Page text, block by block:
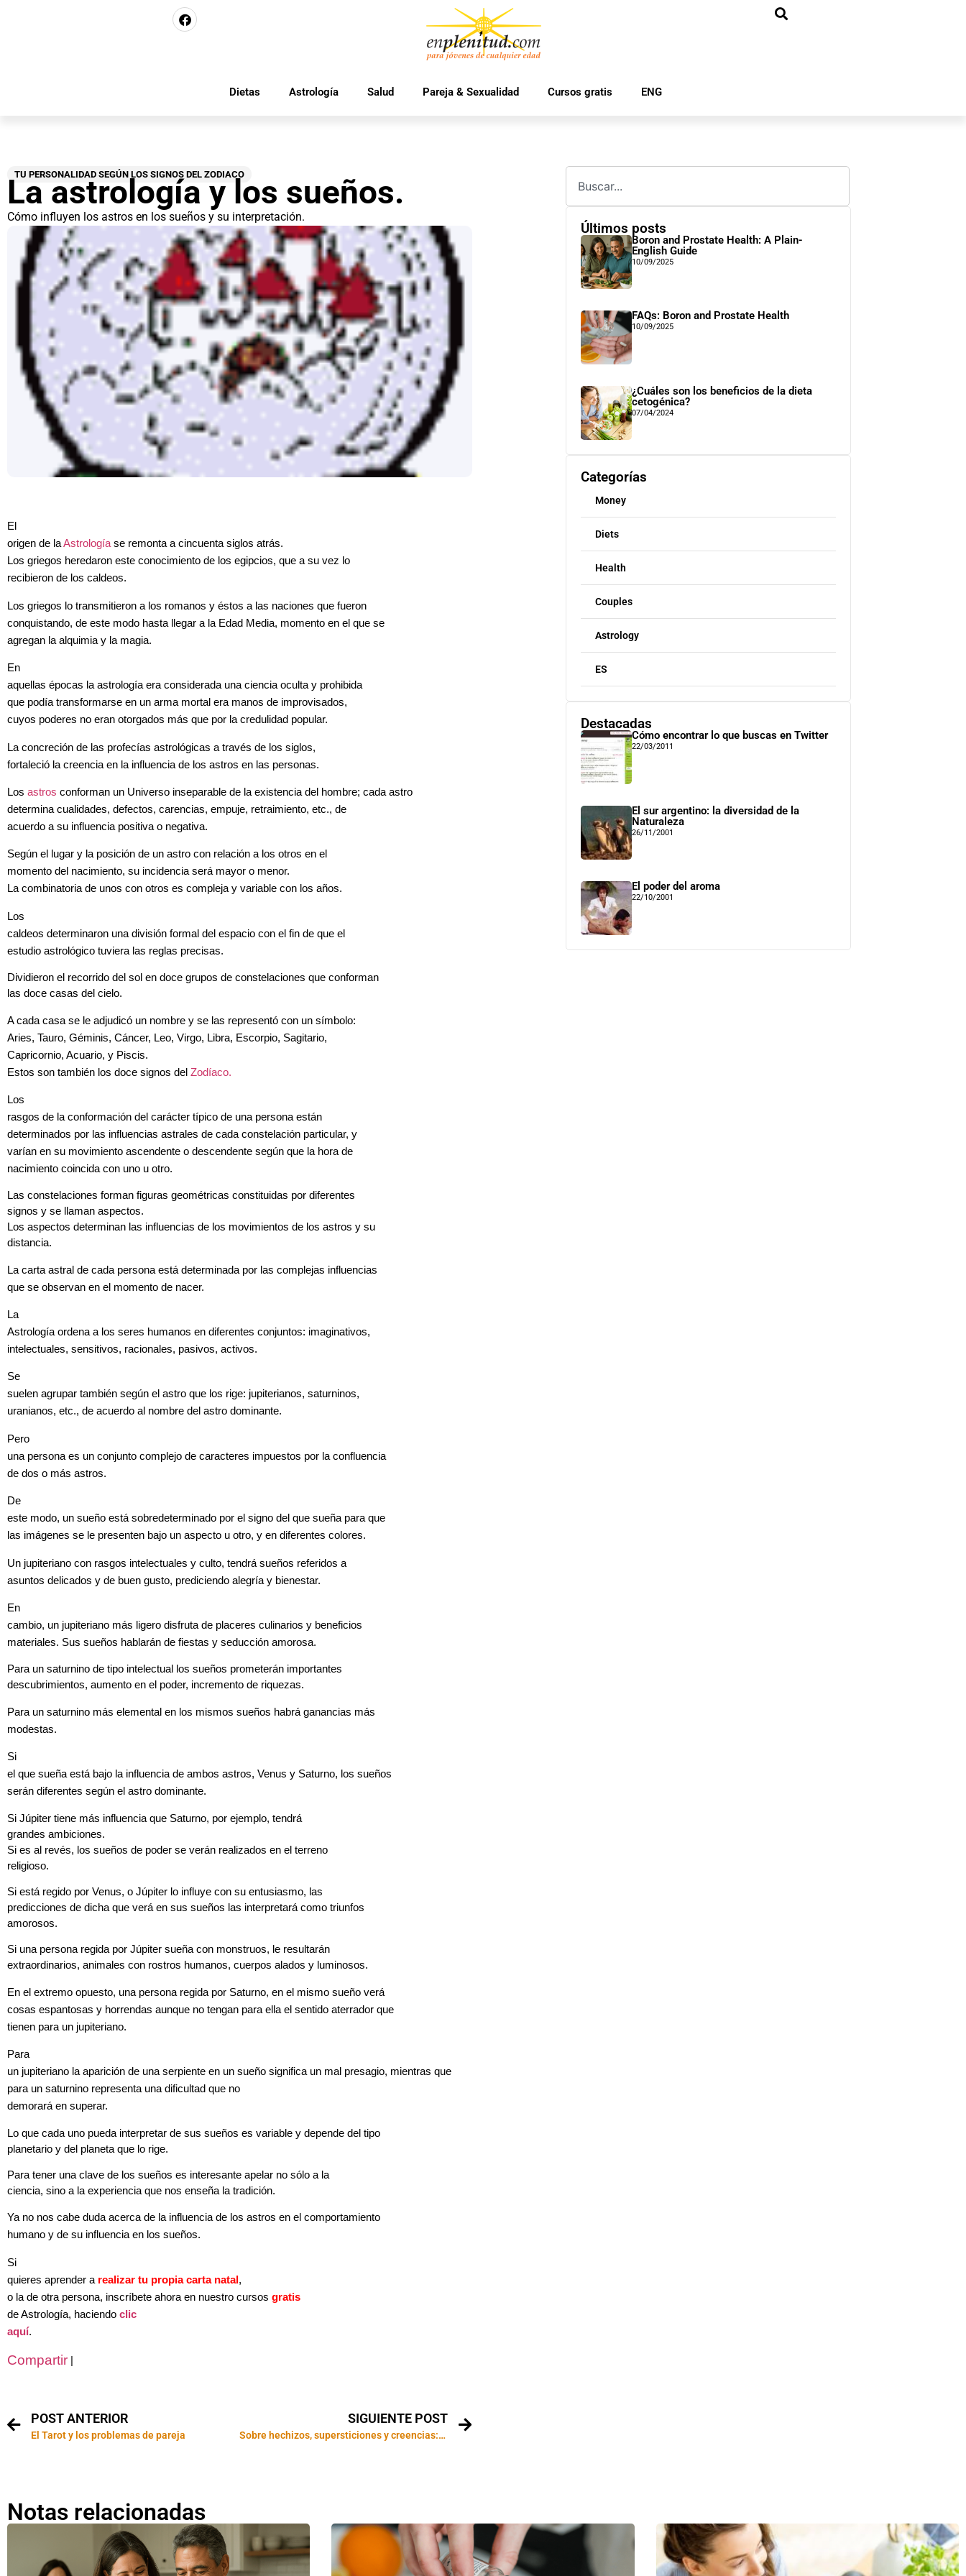
Dietas Astrología Salud Pareja & Sexualidad Cursos gratis ENG
TU PERSONALIDAD SEGÚN LOS SIGNOS DEL ZODIACO
La astrología y los sueños.
Cómo influyen los astros en los sueños y su interpretación.
El
origen de laAstrologíase remonta a cincuenta siglos atrás.
Los griegos heredaron este conocimiento de los egipcios, que a su vez lo
recibieron de los caldeos.
Los griegos lo transmitieron a los romanos y éstos a las naciones que fueron
conquistando, de este modo hasta llegar a la Edad Media, momento en el que se
agregan la alquimia y la magia.
En
aquellas épocas la astrología era considerada una ciencia oculta y prohibida
que podía transformarse en un arma mortal era manos de improvisados,
cuyos poderes no eran otorgados más que por la credulidad popular.
La concreción de las profecías astrológicas a través de los siglos,
fortaleció la creencia en la influencia de los astros en las personas.
Los astros conforman un Universo inseparable de la existencia del hombre; cada astro
determina cualidades, defectos, carencias, empuje, retraimiento, etc., de
acuerdo a su influencia positiva o negativa.
Según el lugar y la posición de un astro con relación a los otros en el
momento del nacimiento, su incidencia será mayor o menor.
La combinatoria de unos con otros es compleja y variable con los años.
Los
caldeos determinaron una división formal del espacio con el fin de que el
estudio astrológico tuviera las reglas precisas.
Dividieron el recorrido del sol en doce grupos de constelaciones que conforman
las doce casas del cielo.
A cada casa se le adjudicó un nombre y se las representó con un símbolo:
Aries, Tauro, Géminis, Cáncer, Leo, Virgo, Libra, Escorpio, Sagitario,
Capricornio, Acuario, y Piscis.
Estos son también los doce signos del Zodíaco.
Los
rasgos de la conformación del carácter típico de una persona están
determinados por las influencias astrales de cada constelación particular, y
varían en su movimiento ascendente o descendente según que la hora de
nacimiento coincida con uno u otro.
Las constelaciones forman figuras geométricas constituidas por diferentes
signos y se llaman aspectos.
Los aspectos determinan las influencias de los movimientos de los astros y su
distancia.
La carta astral de cada persona está determinada por las complejas influencias
que se observan en el momento de nacer.
La
Astrología ordena a los seres humanos en diferentes conjuntos: imaginativos,
intelectuales, sensitivos, racionales, pasivos, activos.
Se
suelen agrupar también según el astro que los rige: jupiterianos, saturninos,
uranianos, etc., de acuerdo al nombre del astro dominante.
Pero
una persona es un conjunto complejo de caracteres impuestos por la confluencia
de dos o más astros.
De
este modo, un sueño está sobredeterminado por el signo del que sueña para que
las imágenes se le presenten bajo un aspecto u otro, y en diferentes colores.
Un jupiteriano con rasgos intelectuales y culto, tendrá sueños referidos a
asuntos delicados y de buen gusto, prediciendo alegría y bienestar.
En
cambio, un jupiteriano más ligero disfruta de placeres culinarios y beneficios
materiales. Sus sueños hablarán de fiestas y seducción amorosa.
Para un saturnino de tipo intelectual los sueños prometerán importantes
descubrimientos, aumento en el poder, incremento de riquezas.
Para un saturnino más elemental en los mismos sueños habrá ganancias más
modestas.
Si
el que sueña está bajo la influencia de ambos astros, Venus y Saturno, los sueños
serán diferentes según el astro dominante.
Si Júpiter tiene más influencia que Saturno, por ejemplo, tendrá
grandes ambiciones.
Si es al revés, los sueños de poder se verán realizados en el terreno
religioso.
Si está regido por Venus, o Júpiter lo influye con su entusiasmo, las
predicciones de dicha que verá en sus sueños las interpretará como triunfos
amorosos.
Si una persona regida por Júpiter sueña con monstruos, le resultarán
extraordinarios, animales con rostros humanos, cuerpos alados y luminosos.
En el extremo opuesto, una persona regida por Saturno, en el mismo sueño verá
cosas espantosas y horrendas aunque no tengan para ella el sentido aterrador que
tienen para un jupiteriano.
Para
un jupiteriano la aparición de una serpiente en un sueño significa un mal presagio, mientras que
para un saturnino representa una dificultad que no
demorará en superar.
Lo que cada uno pueda interpretar de sus sueños es variable y depende del tipo
planetario y del planeta que lo rige.
Para tener una clave de los sueños es interesante apelar no sólo a la
ciencia, sino a la experiencia que nos enseña la tradición.
Ya no nos cabe duda acerca de la influencia de los astros en el comportamiento
humano y de su influencia en los sueños.
Si
quieres aprender a realizar tu propia carta natal ,
o la de otra persona, inscríbete ahora en nuestro cursos gratis
de Astrología, haciendo clic
aquí.
Compartir |
POST ANTERIOR
El Tarot y los problemas de pareja
SIGUIENTE POST
Sobre hechizos, supersticiones y creencias: el mal de ojo
Últimos posts
Boron and Prostate Health: A Plain-
English Guide
10/09/2025
FAQs: Boron and Prostate Health
10/09/2025
¿Cuáles son los beneficios de la dieta
cetogénica?
07/04/2024
Categorías
Money
Diets
Health
Couples
Astrology
ES
Destacadas
Cómo encontrar lo que buscas en Twitter
22/03/2011
El sur argentino: la diversidad de la
Naturaleza
26/11/2001
El poder del aroma
22/10/2001
Notas relacionadas